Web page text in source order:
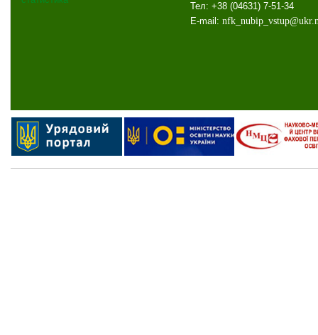
Тел: +38 (04631) 7-51-34
E-mail: nfk_ nubip_ vstup@ukr.